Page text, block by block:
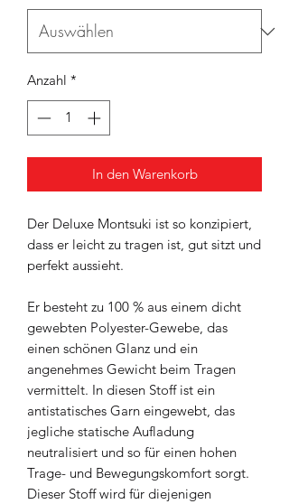
Anzahl *
In den Warenkorb
Der Deluxe Montsuki ist so konzipiert,
dass er leicht zu tragen ist, gut sitzt und
perfekt aussieht.
Er besteht zu 100 % aus einem dicht
gewebten Polyester-Gewebe, das
einen schönen Glanz und ein
angenehmes Gewicht beim Tragen
vermittelt. In diesen Stoff ist ein
antistatisches Garn eingewebt, das
jegliche statische Aufladung
neutralisiert und so für einen hohen
Trage- und Bewegungskomfort sorgt.
Dieser Stoff wird für diejenigen